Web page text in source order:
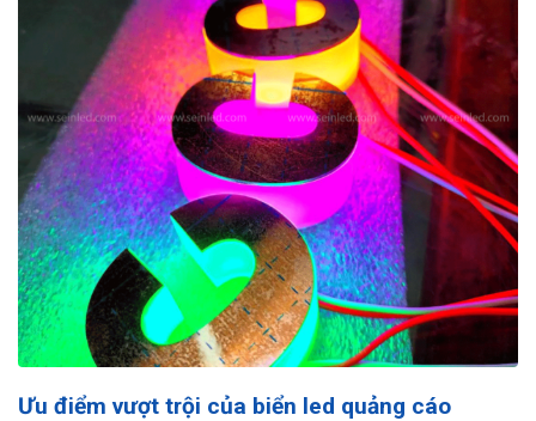
Ưu điểm vượt trội của biển led quảng cáo